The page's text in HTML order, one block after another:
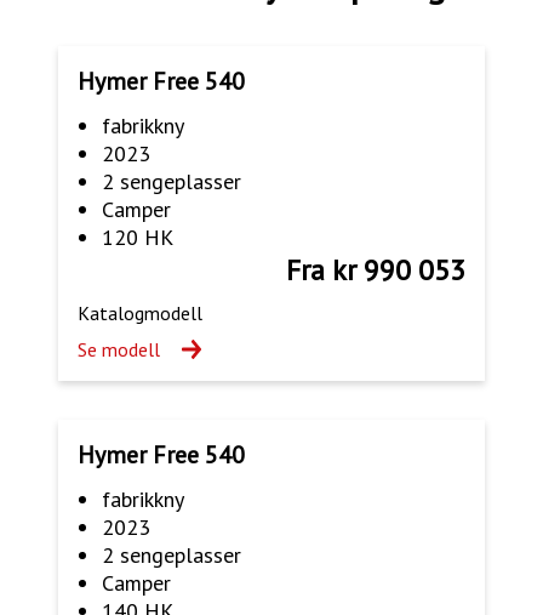
Hymer Free 540
fabrikkny
2023
2 sengeplasser
Camper
120 HK
Fra kr 990 053
Katalogmodell
Se modell
Hymer Free 540
fabrikkny
2023
2 sengeplasser
Camper